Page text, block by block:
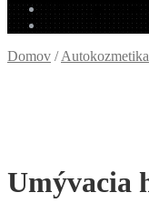
0.00 € 0
Domov /Autokozmetika
Umývacia